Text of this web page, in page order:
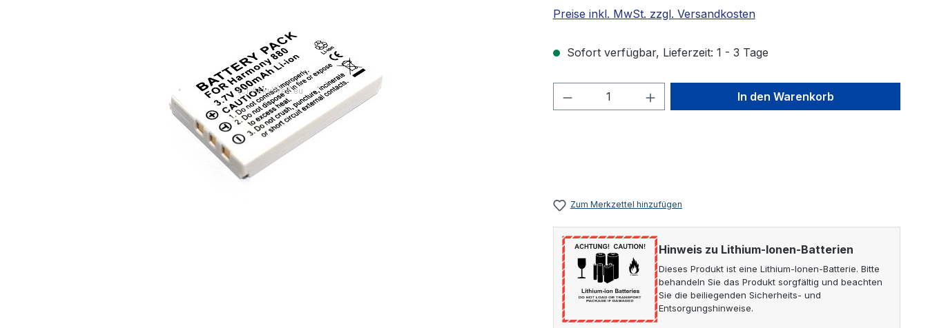
Preise inkl. MwSt. zzgl. Versandkosten
Sofort verfügbar, Lieferzeit: 1 - 3 Tage
Produkt Anzahl: Gib den gewünschten Wert
In den Warenkorb
Zum Merkzettel hinzufügen
Hinweis zu Lithium-Ionen-Batterien
Dieses Produkt ist eine Lithium-Ionen-Batterie. Bitte
behandeln Sie das Produkt sorgfältig und beachten
Sie die beiliegenden Sicherheits- und
Entsorgungshinweise.